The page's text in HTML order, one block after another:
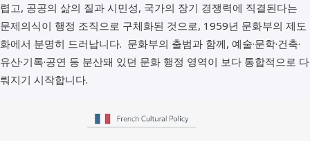
렵고, 공공의 삶의 질과 시민성, 국가의 장기 경쟁력에 직결된다는
문제의식이 행정 조직으로 구체화된 것으로, 1959년 문화부의 제도
화에서 분명히 드러납니다. 문화부의 출범과 함께, 예술·문학·건축·
유산·기록·공연 등 분산돼 있던 문화 행정 영역이 보다 통합적으로 다
뤄지기 시작합니다.